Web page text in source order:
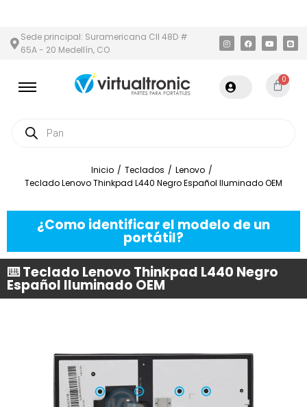
Sede principal: Suramericana Cll 48D #
65A - 20 Medellín, CO
0
Inicio / Teclados / Lenovo /
Teclado Lenovo Thinkpad L440 Negro Español Iluminado OEM
¿Como identificar el modelo de un
portátil?
⌨️ Teclado Lenovo Thinkpad L440 Negro
Español Iluminado OEM